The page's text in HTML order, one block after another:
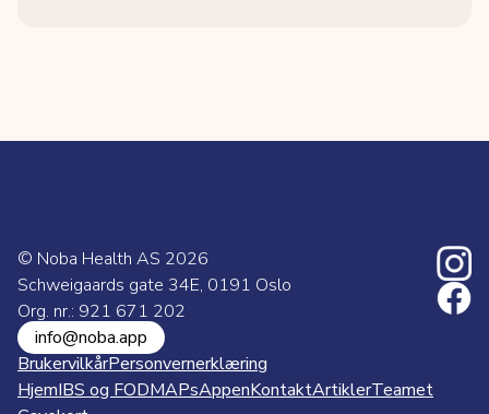
© Noba Health AS 2026
Schweigaards gate 34E, 0191 Oslo
Org. nr.: 921 671 202
info@noba.app
BrukervilkårPersonvernerklæring
HjemIBS og FODMAPsAppenKontaktArtiklerTeamet